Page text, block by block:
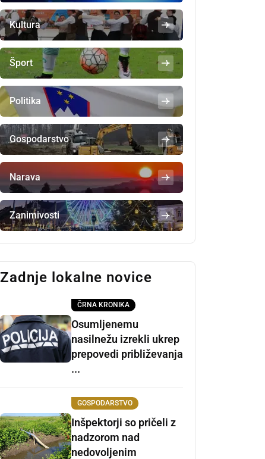
Kultura
Šport
Politika
Gospodarstvo
Narava
Zanimivosti
Zadnje lokalne novice
ČRNA KRONIKA
Osumljenemu
nasilnežu izrekli ukrep
prepovedi približevanja
...
GOSPODARSTVO
Inšpektorji so pričeli z
nadzorom nad
nedovoljenim